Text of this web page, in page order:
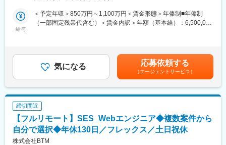
労働というドメインで課題を解決していくため、従業員データを
軸としたマルチプロダクト展開やアプリケーションパートナーと
共に課題を解決するプラットフォームの構築に力をいれており、
マルチプロダクト展開のスケールを支え、プロダクト連携という
新たな価値を作り、成長を加速させていくために、その推進を担
ってくれるテクニカルプロダクトマネージャーを募集していま
■別枠の応募条件に加え下記に該当する方を歓迎します：
・権限基盤や認証基盤、課金基盤などの開発、プロダクトマネジ
メント経験
・SaaSやBtoB企業における開発、プロダクトマネジメント経験
目指しています。
■募集背景
ダー候補）を募集いたします。
これまでは、（もちろんコストを意識しながら）PayPayチャージ
が可能な金融機関を拡大していくことでユーザーの利便性を向上
様化していることから、これまでのコスト管理手法をより広く・
深く進化させていくフェーズにPayPayは入っています。
具体的には、仮説の立案→データ収集と分析による検証→解像度
の高い問題意識の洗い出し→サービス・商品・案件企画→ステー
クホルダーとの交渉→実現というサイクルを実現をしていく必要
給与
＜予定年収＞850万円～1,100万円＜賃金形態＞年俸制■年俸制
（一部固定残業代含む）＜賃金内訳＞年額（基本給）：6,500,000
＜昇給有無＞有＜残業手当＞有＜給与補足＞■経験、スキル、業
績、貢献度に応じ当社規定により決定■毎年1回見直し■時間外勤
務手当、深夜勤務手当有※給与支給について、一部をPayPayアカ
ウントで受け取ることが可能です（給与デジタル支払いに対応）
賃金はあくまでも目安の金額であり、選考を通じて上下する可能
性があります。月給(月額)は固定手当を含めた表記です。
気になる 応募依頼する
（エージェントサービス）
締切間近
【フルリモート】SES_Webエンジニア◆複数案件から
自分で選択◆年休130日／フレックス／土日祝休
株式会社BTM